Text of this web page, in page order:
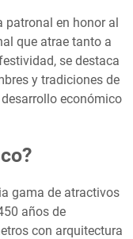
patronal en honor al
que atrae tanto a
se destaca
y tradiciones de
económico
gama de atractivos
años de
con arquitectura